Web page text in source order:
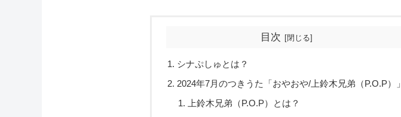
目次
シナぷしゅとは？
2024年7月のつきうた「おやおや/上鈴木兄弟（P.O.P）」
上鈴木兄弟（P.O.P）とは？